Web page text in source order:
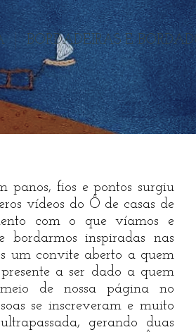
BORDADEIRAS E
panos, fios e pontos surgiu
vídeos do Ô de casas de
com o que víamos e
bordarmos inspiradas nas
um convite aberto a quem
a ser dado a quem
de nossa página no
se inscreveram e muito
gerando duas